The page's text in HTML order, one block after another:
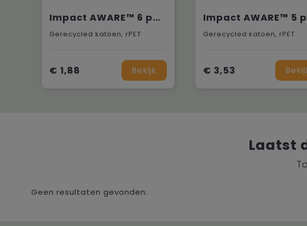
Impact AWARE™ 6 panel 280gr recycled katoen cap met bies
Gerecycled katoen, rPET
€ 1,88 Bekijk
Gerecycled katoen, rPET
€ 3,53
Laatst
Geen resultaten gevonden.